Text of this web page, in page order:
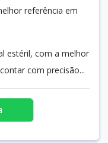
referência em
estéril, com a melhor
com precisão...